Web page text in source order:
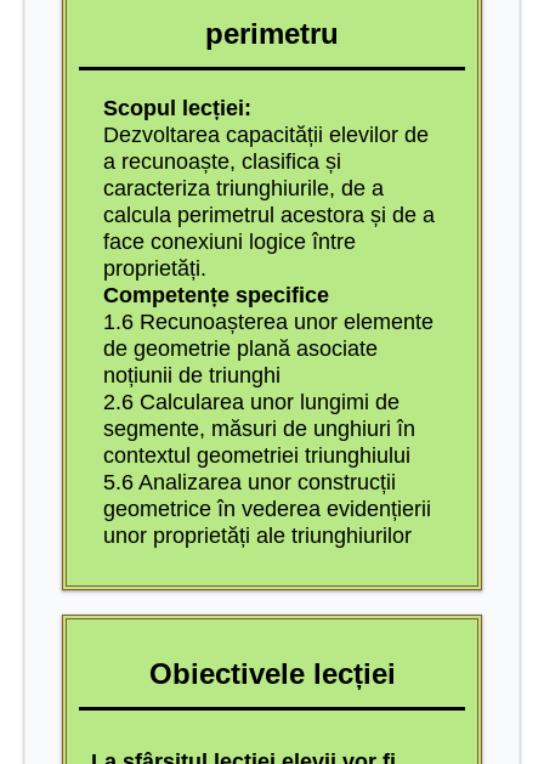
perimetru
Scopul lecției:
Dezvoltarea capacității elevilor de
a recunoaște, clasifica și
caracteriza triunghiurile, de a
calcula perimetrul acestora și de a
face conexiuni logice între
proprietăți.
Competențe specifice
1.6 Recunoașterea unor elemente
de geometrie plană asociate
noțiunii de triunghi
2.6 Calcularea unor lungimi de
segmente, măsuri de unghiuri în
contextul geometriei triunghiului
5.6 Analizarea unor construcții
geometrice în vederea evidențierii
unor proprietăți ale triunghiurilor
Obiectivele lecției